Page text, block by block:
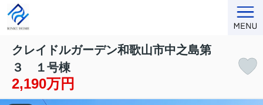
クレイドルガーデン和歌山市中之島第
３ １号棟
2,190万円